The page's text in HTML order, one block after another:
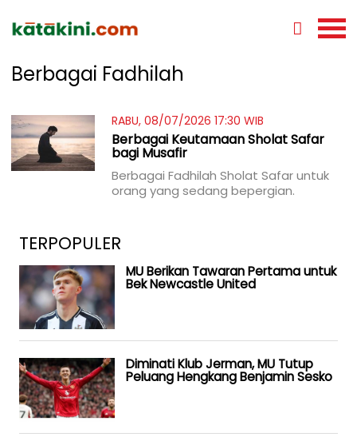
Berbagai Fadhilah
RABU, 08/07/2026 17:30 WIB
Berbagai Keutamaan Sholat Safar
bagi Musafir
Berbagai Fadhilah Sholat Safar untuk
orang yang sedang bepergian.
TERPOPULER
MU Berikan Tawaran Pertama untuk
Bek Newcastle United
Diminati Klub Jerman, MU Tutup
Peluang Hengkang Benjamin Sesko